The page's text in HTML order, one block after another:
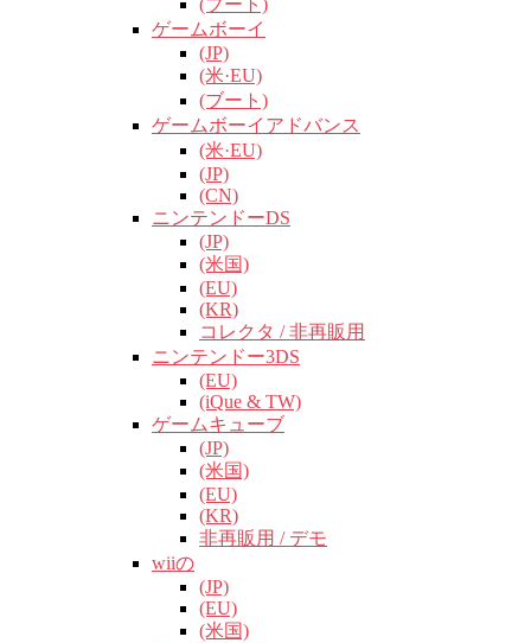
(ブート)
ゲームボーイ
(JP)
(米·EU)
(ブート)
ゲームボーイアドバンス
(米·EU)
(JP)
(CN)
ニンテンドーDS
(JP)
(米国)
(EU)
(KR)
コレクタ / 非再販用
ニンテンドー3DS
(EU)
(iQue & TW)
ゲームキューブ
(JP)
(米国)
(EU)
(KR)
非再販用 / デモ
wiiの
(JP)
(EU)
(米国)